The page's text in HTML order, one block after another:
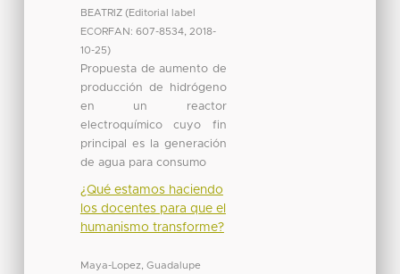
BEATRIZ (Editorial label
ECORFAN: 607-8534, 2018-
10-25)
Propuesta de aumento de
producción de hidrógeno
en un reactor
electroquímico cuyo fin
principal es la generación
de agua para consumo
¿Qué estamos haciendo
los docentes para que el
humanismo transforme?
Maya-Lopez, Guadalupe